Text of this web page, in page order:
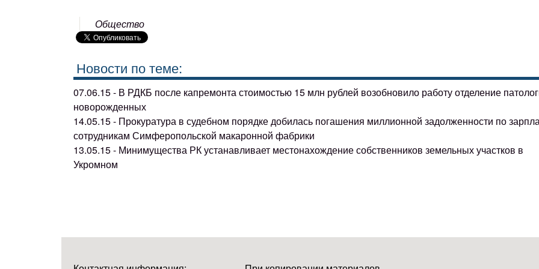
Общество
Новости по теме:
07.06.15 - В РДКБ после капремонта стоимостью 15 млн рублей возобновило работу отделение
новорожденных
14.05.15 - Прокуратура в судебном порядке добилась погашения миллионной задолженности по
сотрудникам Симферопольской макаронной фабрики
13.05.15 - Минимущества РК устанавливает местонахождение собственников земельных участков в
Укромном